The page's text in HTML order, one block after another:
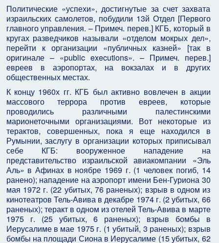
Политические «успехи», достигнутые за счет захвата
израильских самолетов, побудили 13­й Отдел [Первого
главного управления. – Примеч. перев.] КГБ, который в
кругах разведчиков называли «отделом мокрых дел»,
перейти к организации «публичных казней» [так в
оригинале – «public executions». – Примеч. перев.]
евреев в аэропортах, на вокзалах и в других
общественных местах.
К концу 1960­х гг. КГБ был активно вовлечен в акции
массового террора против евреев, которые
проводились различными палестинскими
марионеточными организациями. Вот некоторые из
терактов, совершенных, пока я еще находился в
Румынии, заслугу в организации которых приписывал
себе КГБ: вооруженное нападение на
представительство израильской авиакомпании «Эль
Аль» в Афинах в ноябре 1969 г. (1 человек погиб, 14
ранено); нападение на аэропорт имени Бен-Гуриона 30
мая 1972 г. (22 убитых, 76 раненых); взрыв в одном из
кинотеатров Тель-Авива в декабре 1974 г. (2 убитых, 66
раненых); теракт в одном из отелей Тель-Авива в марте
1975 г. (25 убитых, 6 раненых); взрыв бомбы в
Иерусалиме в мае 1975 г. (1 убитый, 3 раненых); взрыв
бомбы на площади Сиона в Иерусалиме (15 убитых, 62